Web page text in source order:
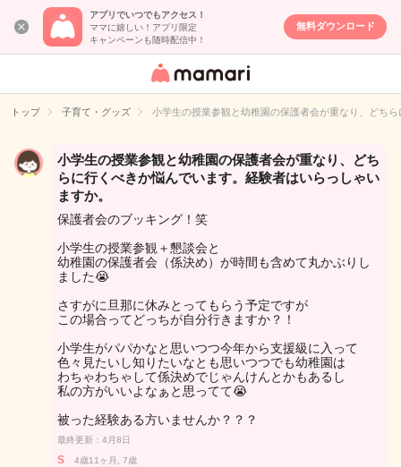
アプリでいつでもアクセス！
ママに嬉しい！アプリ限定
キャンペーンも随時配信中！
無料ダウンロード
女性専用匿名QA
イト
トップ 子育て・グッズ 小学生の授業参観と幼稚園の保護者会が重なり、どち
小学生の授業参観と幼稚園の保護者会が重なり、どち
らに行くべきか悩んでいます。経験者はいらっしゃい
ますか。
保護者会のブッキング！笑
小学生の授業参観＋懇談会と
幼稚園の保護者会（係決め）が時間も含めて丸かぶりし
ました😭
さすがに旦那に休みとってもらう予定ですが
この場合ってどっちが自分行きますか？！
小学生がパパかなと思いつつ今年から支援級に入って
色々見たいし知りたいなとも思いつつでも幼稚園は
わちゃわちゃして係決めでじゃんけんとかもあるし
私の方がいいよなぁと思ってて😭
被った経験ある方いませんか？？？
最終更新：4月8日
S 4歳11ヶ月, 7歳